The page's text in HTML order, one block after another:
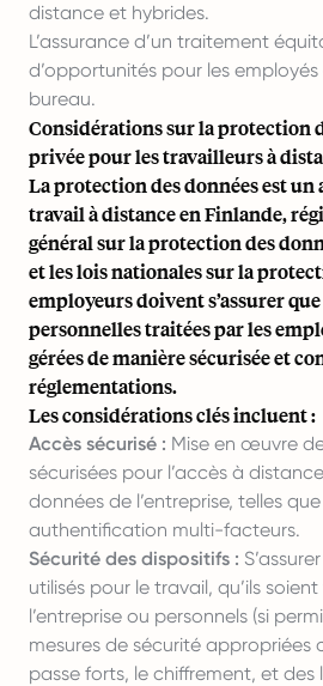
distance et hybrides.
L’assurance d’un traitement
d’opportunités pour les
bureau.
Considérations sur la protection
privée pour les travailleurs à
La protection des données est
travail à distance en Finlande,
général sur la protection des
et les lois nationales sur la
employeurs doivent s’assurer
personnelles traitées par les
gérées de manière sécurisée et
réglementations.
Les considérations clés incluent :
Accès sécurisé : Mise en œuvre
sécurisées pour l’accès à
données de l’entreprise, telles
authentification multi-facteurs.
Sécurité des dispositifs :
utilisés pour le travail, qu’ils
l’entreprise ou personnels (si
mesures de sécurité appropriées
passe forts, le chiffrement, et des